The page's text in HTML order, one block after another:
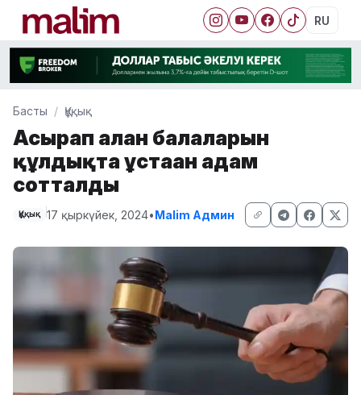
RU
Басты Құқық
Асырап алған балаларын
құлдықта ұстаған адам
сотталды
Құқық 17 қыркүйек, 2024•Malim Админ